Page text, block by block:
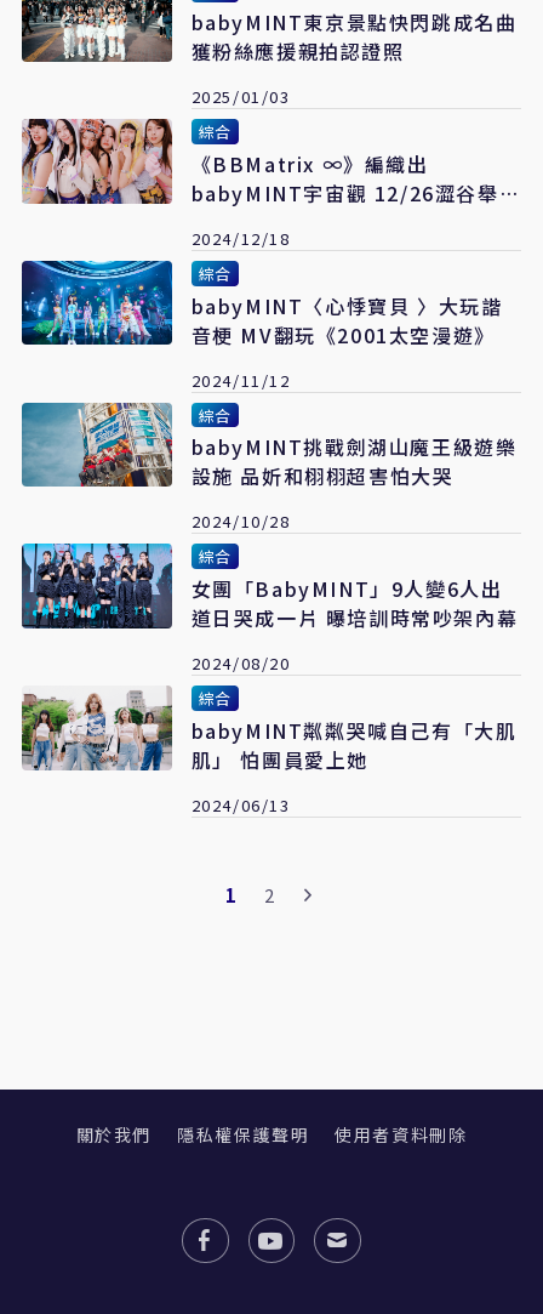
babyMINT東京景點快閃跳成名曲
獲粉絲應援親拍認證照
2025/01/03
綜合
《BBMatrix ∞》編織出
babyMINT宇宙觀 12/26澀谷舉辦
2024/12/18
綜合
babyMINT〈心悸寶貝 〉大玩諧
音梗 MV翻玩《2001太空漫遊》
2024/11/12
綜合
babyMINT挑戰劍湖山魔王級遊樂
設施 品妡和栩栩超害怕大哭
2024/10/28
綜合
女團「BabyMINT」9人變6人出
道日哭成一片 曝培訓時常吵架內幕
2024/08/20
綜合
babyMINT粼粼哭喊自己有「大肌
肌」 怕團員愛上她
2024/06/13
1 2
關於我們 隱私權保護聲明 使用者資料刪除